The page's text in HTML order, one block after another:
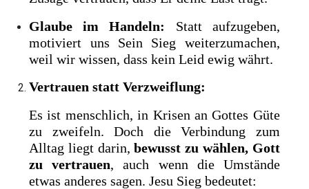
Glaube im Handeln:
Statt aufzugeben,
motiviert uns Sein Sieg weiterzumachen,
weil wir wissen, dass kein Leid ewig währt.
Vertrauen statt Verzweiflung:
Es ist menschlich, in Krisen an Gottes Güte
zu zweifeln. Doch die Verbindung zum
Alltag liegt darin,bewusst zu wählen, Gott
zu vertrauen, auch wenn die Umstände
etwas anderes sagen. Jesu Sieg bedeutet: